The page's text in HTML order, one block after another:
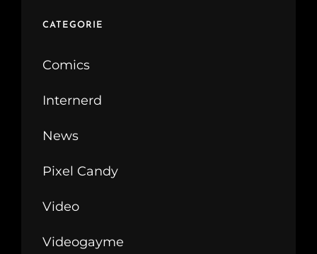
CATEGORIE
Comics
Internerd
News
Pixel Candy
Video
Videogayme